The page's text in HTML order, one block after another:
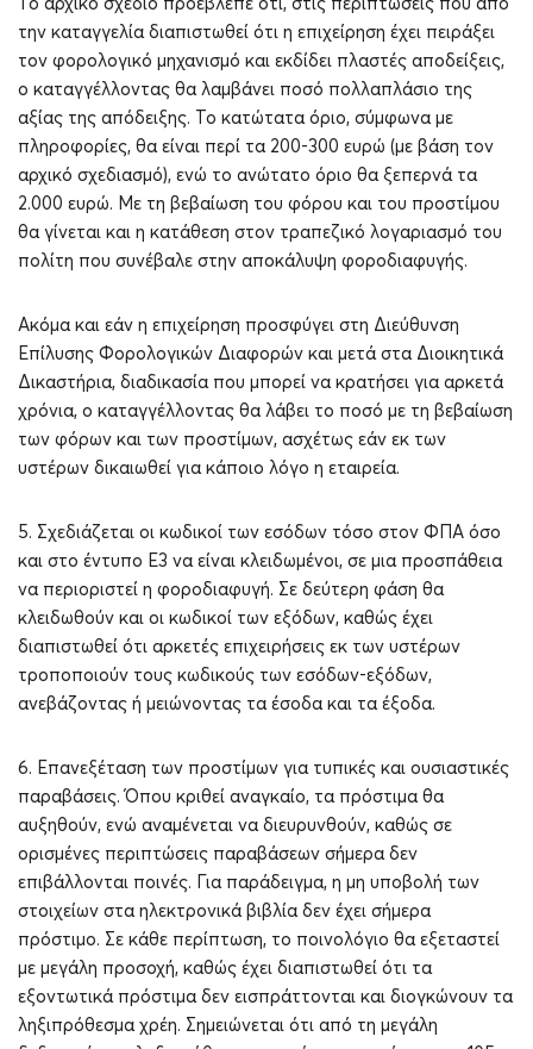
Το αρχικό σχέδιο προέβλεπε ότι, στις περιπτώσεις που από
την καταγγελία διαπιστωθεί ότι η επιχείρηση έχει πειράξει
τον φορολογικό μηχανισμό και εκδίδει πλαστές αποδείξεις,
ο καταγγέλλοντας θα λαμβάνει ποσό πολλαπλάσιο της
αξίας της απόδειξης. Το κατώτατα όριο, σύμφωνα με
πληροφορίες, θα είναι περί τα 200-300 ευρώ (με βάση τον
αρχικό σχεδιασμό), ενώ το ανώτατο όριο θα ξεπερνά τα
2.000 ευρώ. Με τη βεβαίωση του φόρου και του προστίμου
θα γίνεται και η κατάθεση στον τραπεζικό λογαριασμό του
πολίτη που συνέβαλε στην αποκάλυψη φοροδιαφυγής.
Ακόμα και εάν η επιχείρηση προσφύγει στη Διεύθυνση
Επίλυσης Φορολογικών Διαφορών και μετά στα Διοικητικά
Δικαστήρια, διαδικασία που μπορεί να κρατήσει για αρκετά
χρόνια, ο καταγγέλλοντας θα λάβει το ποσό με τη βεβαίωση
των φόρων και των προστίμων, ασχέτως εάν εκ των
υστέρων δικαιωθεί για κάποιο λόγο η εταιρεία.
5. Σχεδιάζεται οι κωδικοί των εσόδων τόσο στον ΦΠΑ όσο
και στο έντυπο Ε3 να είναι κλειδωμένοι, σε μια προσπάθεια
να περιοριστεί η φοροδιαφυγή. Σε δεύτερη φάση θα
κλειδωθούν και οι κωδικοί των εξόδων, καθώς έχει
διαπιστωθεί ότι αρκετές επιχειρήσεις εκ των υστέρων
τροποποιούν τους κωδικούς των εσόδων-εξόδων,
ανεβάζοντας ή μειώνοντας τα έσοδα και τα έξοδα.
6. Επανεξέταση των προστίμων για τυπικές και ουσιαστικές
παραβάσεις. Όπου κριθεί αναγκαίο, τα πρόστιμα θα
αυξηθούν, ενώ αναμένεται να διευρυνθούν, καθώς σε
ορισμένες περιπτώσεις παραβάσεων σήμερα δεν
επιβάλλονται ποινές. Για παράδειγμα, η μη υποβολή των
στοιχείων στα ηλεκτρονικά βιβλία δεν έχει σήμερα
πρόστιμο. Σε κάθε περίπτωση, το ποινολόγιο θα εξεταστεί
με μεγάλη προσοχή, καθώς έχει διαπιστωθεί ότι τα
εξοντωτικά πρόστιμα δεν εισπράττονται και διογκώνουν τα
ληξιπρόθεσμα χρέη. Σημειώνεται ότι από τη μεγάλη